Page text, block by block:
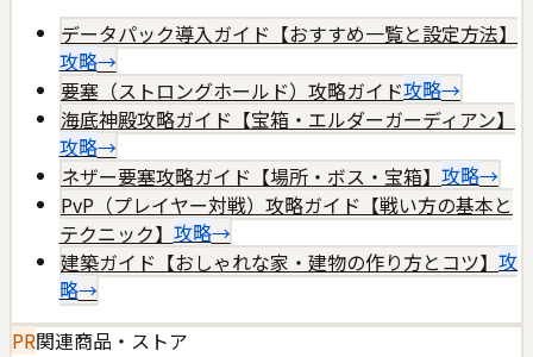
データパック導入ガイド【おすすめ一覧と設定方法】
攻略→
要塞（ストロングホールド）攻略ガイド攻略→
海底神殿攻略ガイド【宝箱・エルダーガーディアン】
攻略→
ネザー要塞攻略ガイド【場所・ボス・宝箱】 攻略→
PvP（プレイヤー対戦）攻略ガイド【戦い方の基本と
テクニック】 攻略→
建築ガイド【おしゃれな家・建物の作り方とコツ】 攻
略→
PR関連商品・ストア